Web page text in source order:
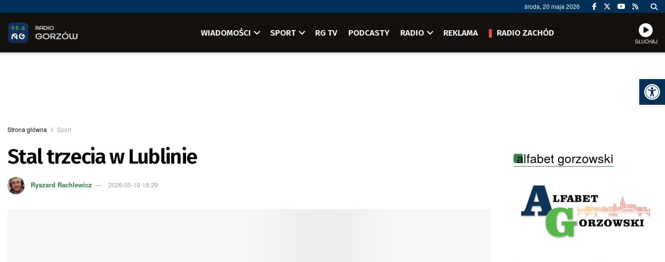
środa, 20 maja 2026
WIADOMOŚCI SPORT RG TV PODCASTY RADIO REKLAMA RADIO ZACHÓD
SŁUCHAJ
Strona główna Sport
Stal trzecia w Lublinie
Ryszard Rachlewicz 2026-05-19 18:29
alfabet gorzowski